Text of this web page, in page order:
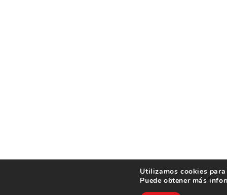
Utilizamos cookies
Puede obtener más